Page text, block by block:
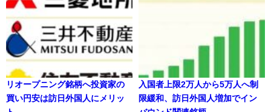
リオープニング銘柄へ投資家の
買い円安は訪日外国人にメリッ
入国者上限2万人から5万人へ制
限緩和、訪日外国人増加でイン